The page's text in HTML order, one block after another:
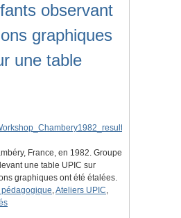
observant
graphiques
une table
France, en 1982. Groupe
une table UPIC sur
graphiques ont été étalées.
,Ateliers UPIC,